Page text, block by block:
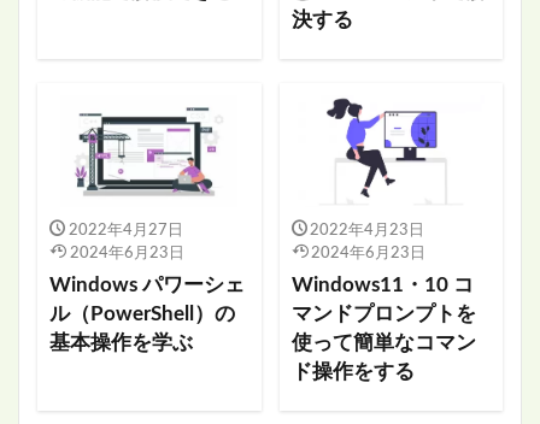
決する
2022年4月27日
2024年6月23日
Windows パワーシェ
ル（PowerShell）の
基本操作を学ぶ
2022年4月23日
2024年6月23日
Windows11・10 コ
マンドプロンプトを
使って簡単なコマン
ド操作をする